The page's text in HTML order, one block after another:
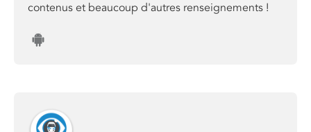
contenus et beaucoup d'autres renseignements !